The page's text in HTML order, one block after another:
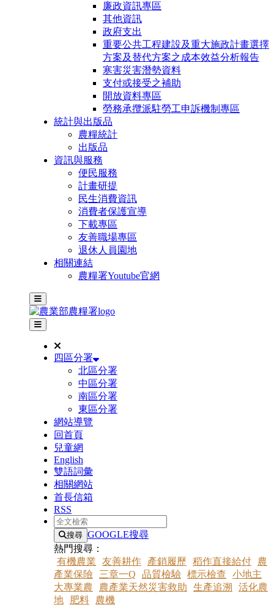
廉政資訊專區
其他資訊
政府支出
重要公共工程建設及重大施政計畫選擇
方案及替代方案之成本效益分析報告
寒害災害潛勢資料
支付或接受之補助
開放資料專區
勞務承攬派駐勞工申訴機制專區
統計與出版品
農糧統計
出版品
資訊與服務
便民服務
計畫研提
民生消費資訊
消費者保護宣導
下載專區
友善職場專區
退休人員園地
相關連結
農糧署Youtube官網
主選單
其他網站選單
四區分署
北區分署
中區分署
南區分署
東區分署
網站導覽
回首頁
兒童網
English
雙語詞彙
相關網站
首長信箱
RSS
全文檢索
搜尋 GOOGLE搜尋
熱門搜尋：
有機農業
友善耕作 產銷履歷 稻作直接給付
農
產業保險
三章一Q 品質檢驗 標示檢查
小地主
大專業農
農產業天然災害救助 生產追溯
活化農
地
肥料 農機